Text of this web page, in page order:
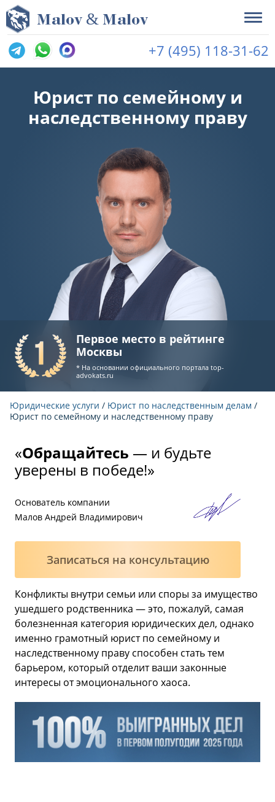
Malov & Malov
+7 (495) 118-31-62
Юрист по семейному и
наследственному праву
Первое место в рейтинге
Москвы
* На основании официального порталаtop-
advokats.ru
Юридические услуги / Юрист по наследственным делам /
Юрист по семейному и наследственному праву
«Обращайтесь — и будьте
уверены в победе!»
Основатель компании
Малов Андрей Владимирович
Записаться на консультацию
Конфликты внутри семьи или споры за имущество
ушедшего родственника — это, пожалуй, самая
болезненная категория юридических дел, однако
именно грамотный юрист по семейному и
наследственному праву способен стать тем
барьером, который отделит ваши законные
интересы от эмоционального хаоса.